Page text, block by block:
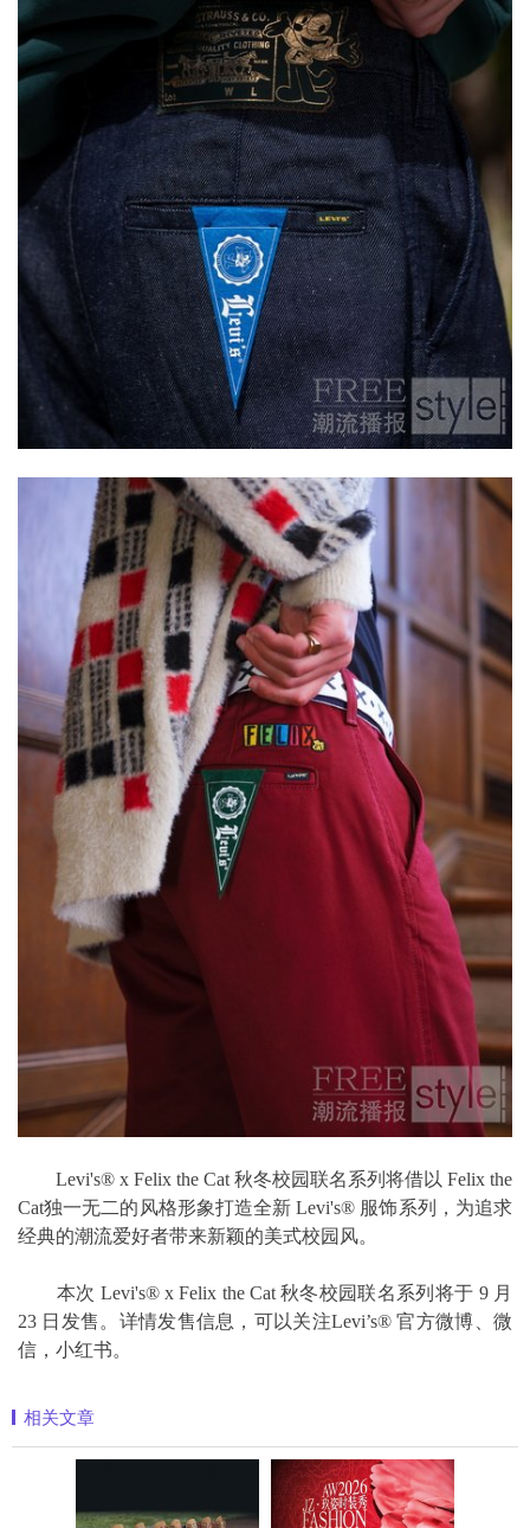
Levi's® x Felix the Cat 秋冬校园联名系列将借以 Felix the
Cat独一无二的风格形象打造全新 Levi's® 服饰系列，为追求
经典的潮流爱好者带来新颖的美式校园风。
本次 Levi's® x Felix the Cat 秋冬校园联名系列将于 9 月
23 日发售。详情发售信息，可以关注Levi’s® 官方微博、微
信，小红书。
相关文章